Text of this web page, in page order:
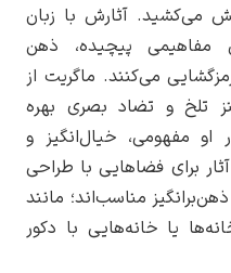
آثارش با زبان
پیچیده، ذهن
ماگریت از
تضاد بصری بهره
خیال‌انگیز و
با طراحی
مناسب‌اند؛ مانند
با دکور